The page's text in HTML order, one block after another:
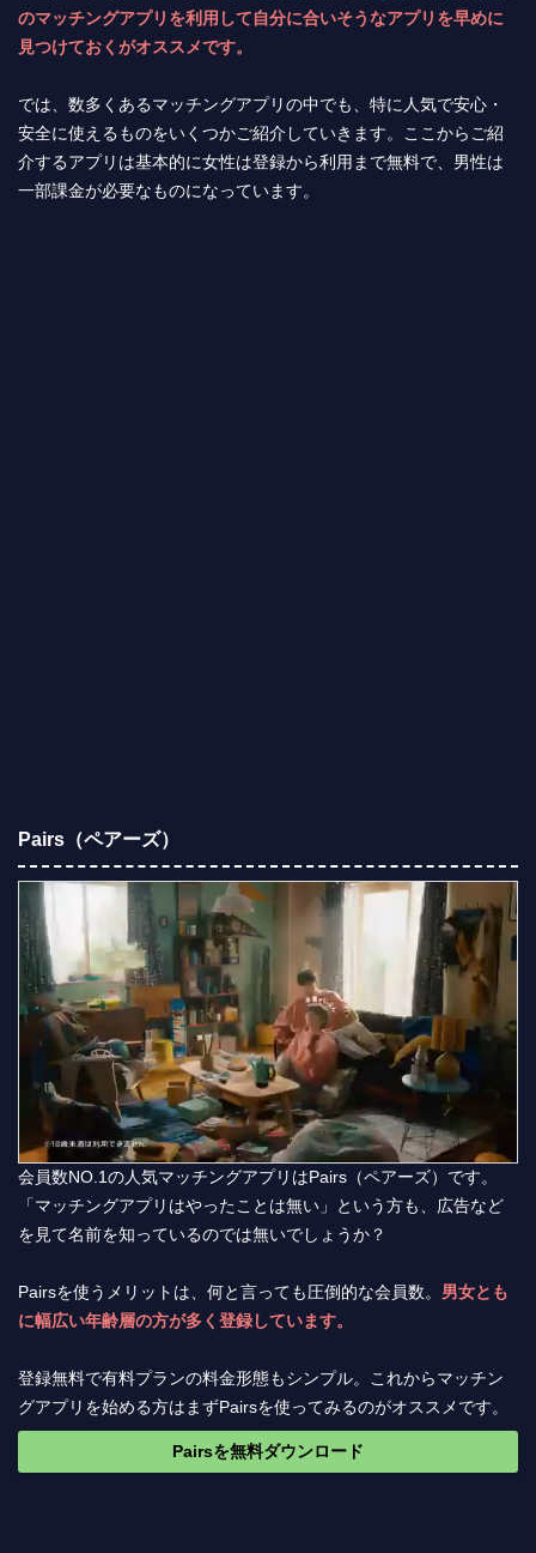
のマッチングアプリを利用して自分に合いそうなアプリを早めに
見つけておくがオススメです。
では、数多くあるマッチングアプリの中でも、特に人気で安心・
安全に使えるものをいくつかご紹介していきます。ここからご紹
介するアプリは基本的に女性は登録から利用まで無料で、男性は
一部課金が必要なものになっています。
Pairs（ペアーズ）
会員数NO.1の人気マッチングアプリはPairs（ペアーズ）です。
「マッチングアプリはやったことは無い」という方も、広告など
を見て名前を知っているのでは無いでしょうか？
Pairsを使うメリットは、何と言っても圧倒的な会員数。 男女とも
に幅広い年齢層の方が多く登録しています。
登録無料で有料プランの料金形態もシンプル。これからマッチン
グアプリを始める方はまずPairsを使ってみるのがオススメです。
Pairsを無料ダウンロード